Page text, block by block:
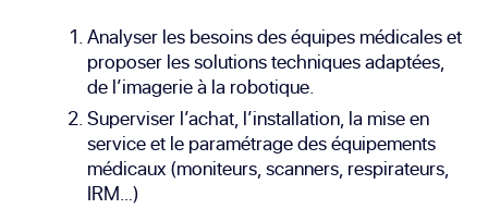
Analyser les besoins des équipes médicales et
proposer les solutions techniques adaptées,
de l’imagerie à la robotique.
Superviser l’achat, l’installation, la mise en
service et le paramétrage des équipements
médicaux (moniteurs, scanners, respirateurs,
IRM…)